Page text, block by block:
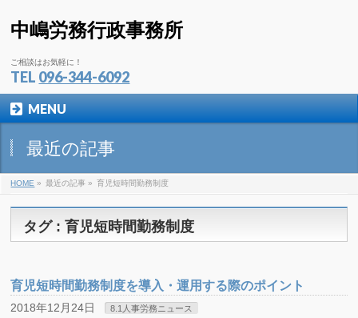
中嶋労務行政事務所
ご相談はお気軽に！
TEL 096-344-6092
MENU
最近の記事
HOME » 最近の記事 » 育児短時間勤務制度
タグ : 育児短時間勤務制度
育児短時間勤務制度を導入・運用する際のポイント
2018年12月24日 8.1人事労務ニュース